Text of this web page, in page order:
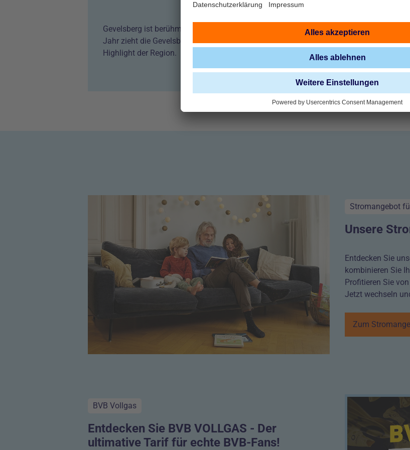
Gevelsberg ist berühmt für die „Kirmes“, das älteste noch gefeierte Volksfest in
Jahr zieht die Gevelsberger Kirmes mit ihrem einzigartigen Umzug und lokalen
Highlight der Region.
Stromangebot
Unsere
Entdecken Sie
kombinieren Sie
Profitieren Sie
Jetzt wechseln
Zum
BVB Vollgas
Entdecken Sie BVB VOLLGAS - Der
ultimative Tarif für echte BVB-Fans!